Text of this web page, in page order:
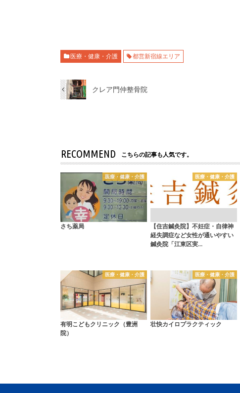
医療・健康・介護 都営新宿線エリア
クレア門仲整骨院
RECOMMEND こちらの記事も人気です。
医療・健康・介護
さち薬局
医療・健康・介護
【住吉鍼灸院】不妊症・自律神
経失調症など女性が通いやすい
鍼灸院「江東区実…
医療・健康・介護
有明こどもクリニック（豊洲
院）
医療・健康・介護
壮快カイロプラクティック